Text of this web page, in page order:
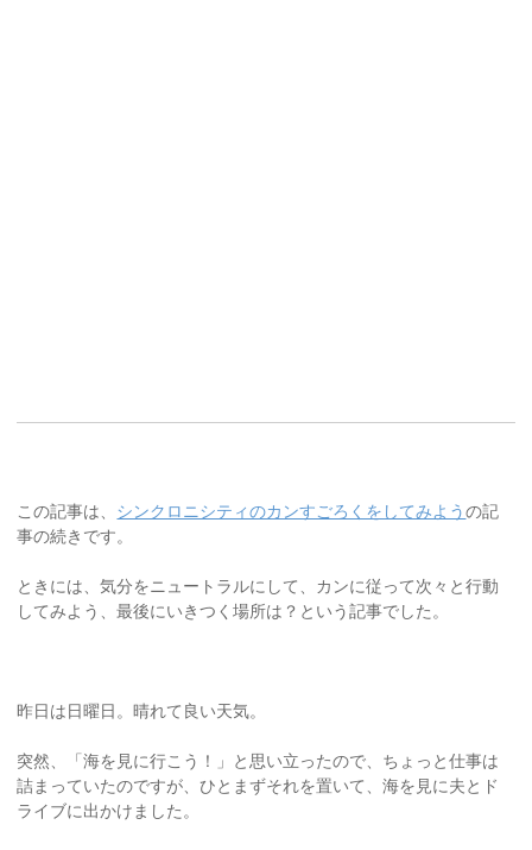
この記事は、 シンクロニシティのカンすごろくをしてみようの記
事の続きです。
ときには、気分をニュートラルにして、カンに従って次々と行動
してみよう、最後にいきつく場所は？という記事でした。
昨日は日曜日。晴れて良い天気。
突然、「海を見に行こう！」と思い立ったので、ちょっと仕事は
詰まっていたのですが、ひとまずそれを置いて、海を見に夫とド
ライブに出かけました。